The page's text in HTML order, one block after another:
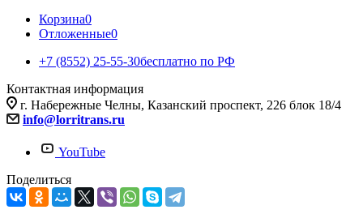
Корзина0
Отложенные0
+7 (8552) 25-55-30бесплатно по РФ
Контактная информация
г. Набережные Челны, Казанский проспект, 226 блок 18/4
info@lorritrans.ru
YouTube
Поделиться